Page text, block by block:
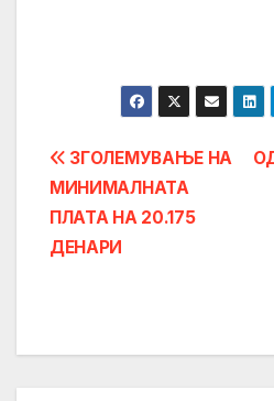
Post
navigation
ЗГОЛЕМУВАЊЕ НА
МИНИМАЛНАТА
ПЛАТА НА 20.175
ДЕНАРИ